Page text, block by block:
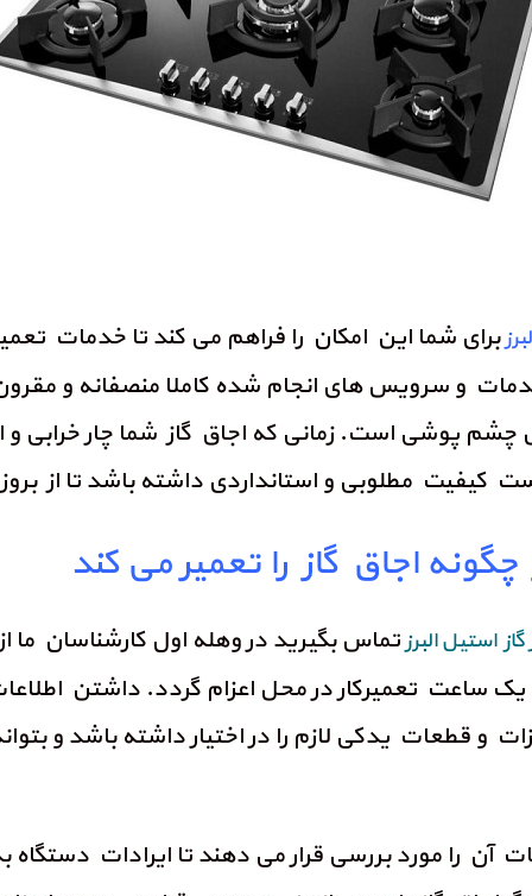
برای شما این امکان را فراهم می کند تا خدمات
و سرویس های انجام شده کاملا منصفانه و
چشم پوشی است. زمانی که اجاق گاز شما چار
کیفیت مطلوبی و استانداردی داشته باشد تا از
اجاق گاز را تعمیر می کند
استیل البرزتماس بگیرید در وهله اول کارشناسان ما
یک ساعت تعمیرکار در محل اعزام گردد. داشتن
و قطعات یدکی لازم را در اختیار داشته باشد و
آن را مورد بررسی قرار می دهند تا ایرادات